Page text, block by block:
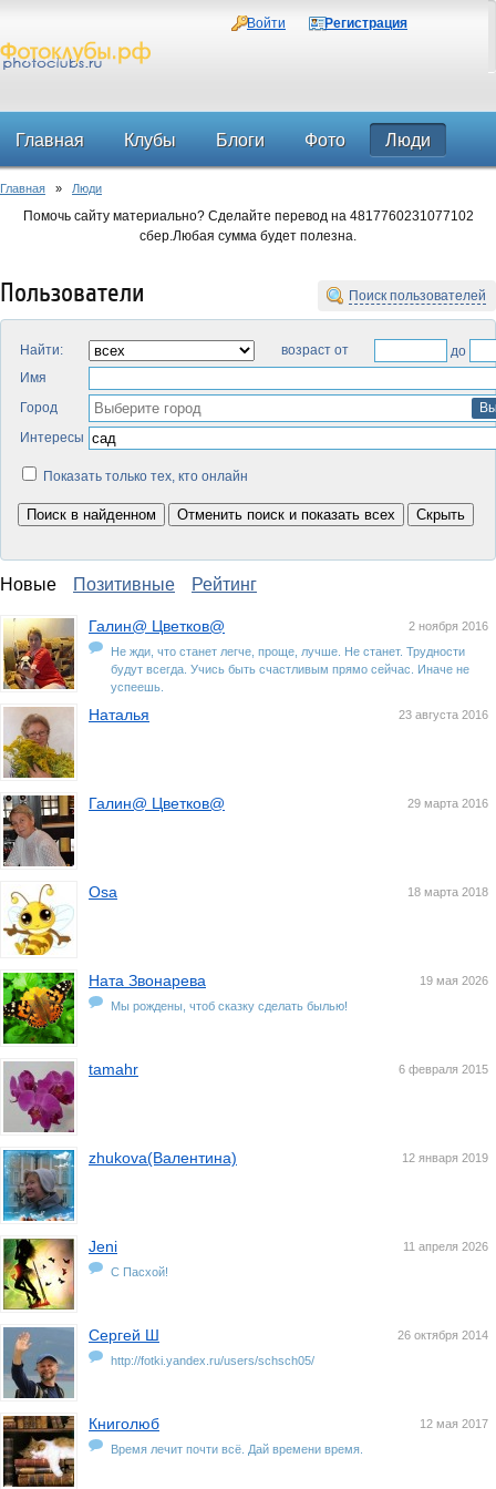
Войти Регистрация
Главная Клубы Блоги Фото Люди
Форум
Главная » Люди
Помочь сайту материально? Сделайте перевод на 4817760231077102
сбер.Любая сумма будет полезна.
Поиск пользователей
Пользователи
Найти: возраст от
до
Имя
Город
Интересы
Показать только тех, кто онлайн
Новые Позитивные Рейтинг
2 ноября 2016
Галин@ Цветков@
Не жди, что станет легче, проще, лучше. Не станет. Трудности
будут всегда. Учись быть счастливым прямо сейчас. Иначе не
успеешь.
23 августа 2016
Наталья
29 марта 2016
Галин@ Цветков@
18 марта 2018
Osa
19 мая 2026
Ната Звонарева
Мы рождены, чтоб сказку сделать былью!
6 февраля 2015
tamahr
12 января 2019
zhukova(Валентина)
11 апреля 2026
Jeni
С Пасхой!
26 октября 2014
Сергей Ш
http://fotki.yandex.ru/users/schsch05/
12 мая 2017
Книголюб
Время лечит почти всё. Дай времени время.